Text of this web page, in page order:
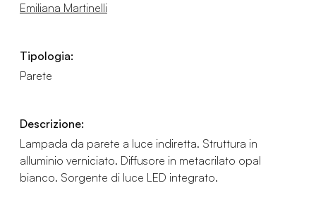
Emiliana Martinelli
Tipologia:
Parete
Descrizione:
Lampada da parete a luce indiretta. Struttura in
alluminio verniciato. Diffusore in metacrilato opal
bianco. Sorgente di luce LED integrato.